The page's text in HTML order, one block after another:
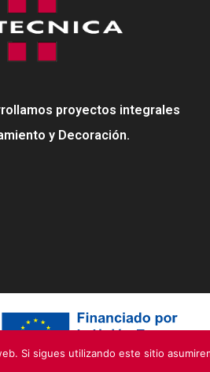
proyectos integrales
y Decoración.
Si sigues utilizando este sitio